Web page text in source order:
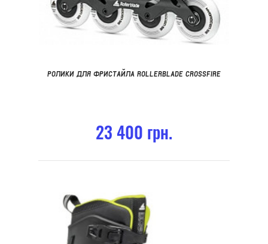
РОЛИКИ ДЛЯ ФРИСТАЙЛА ROLLERBLADE CROSSFIRE
23 400 грн.